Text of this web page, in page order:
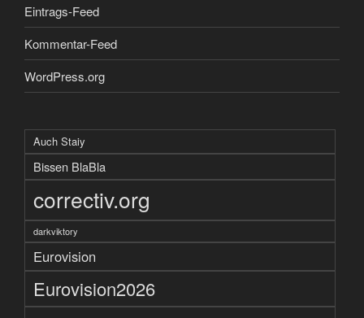
Eintrags-Feed
Kommentar-Feed
WordPress.org
Auch Staiy
Bissen BlaBla
correctiv.org
darkviktory
Eurovision
Eurovision2026